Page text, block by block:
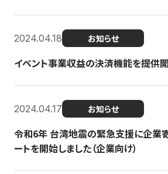
2024.04.18 お知らせ
イベント事業収益の決済機能を提供
2024.04.17 お知らせ
令和6年 台湾地震の緊急支援に企業
ートを開始しました（企業向け）